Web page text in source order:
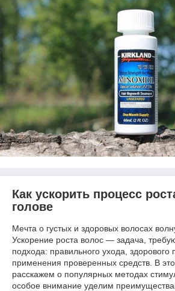
Как ускорить процесс
голове
Мечта о густых и здоровых волосах
Ускорение роста волос — задача,
подхода: правильного ухода, здорового
применения проверенных средств. В
расскажем о популярных методах
особое внимание уделим